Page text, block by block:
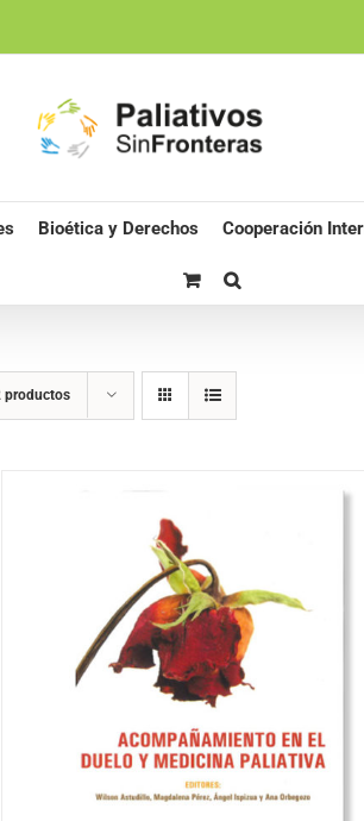
Bioética y Derechos Cooperación
productos